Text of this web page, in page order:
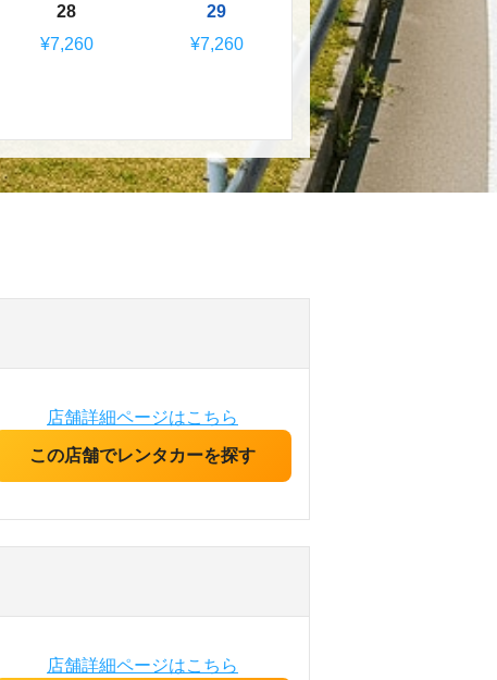
28
¥7,260
29
¥7,260
店舗詳細ページはこちら
この店舗でレンタカーを探す
店舗詳細ページはこちら